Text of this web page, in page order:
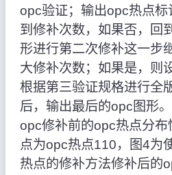
opc验证；输出opc热点标
到修补次数，如果否，回
形进行第二次修补这一步
大修补次数；如果是，则
根据第三验证规格进行全
后，输出最后的opc图形
opc修补前的opc热点分
点为opc热点110，图4为
热点的修补方法修补后的